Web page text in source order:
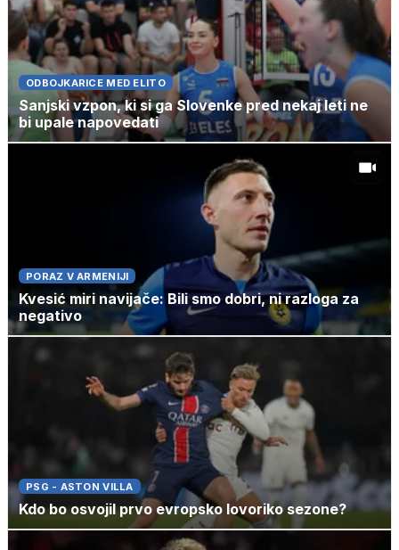
ODBOJKARICE MED ELITO
Sanjski vzpon, ki si ga Slovenke pred nekaj leti ne
bi upale napovedati
PORAZ V ARMENIJI
Kvesić miri navijače: Bili smo dobri, ni razloga za
negativo
PSG - ASTON VILLA
Kdo bo osvojil prvo evropsko lovoriko sezone?